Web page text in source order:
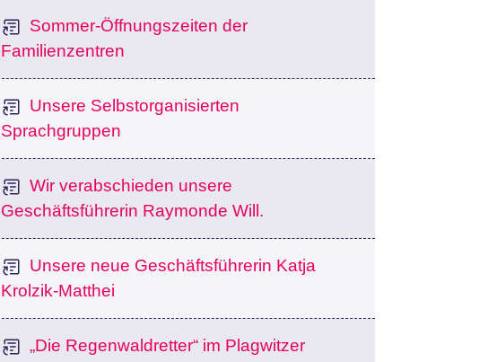
Sommer-Öffnungszeiten der
Familienzentren
Unsere Selbstorganisierten
Sprachgruppen
Wir verabschieden unsere
Geschäftsführerin Raymonde Will.
Unsere neue Geschäftsführerin Katja
Krolzik-Matthei
„Die Regenwaldretter“ im Plagwitzer